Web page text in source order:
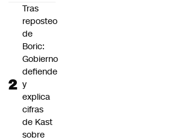
Tras
reposteo
de
Boric:
Gobierno
defiende
y
explica
cifras
de Kast
sobre